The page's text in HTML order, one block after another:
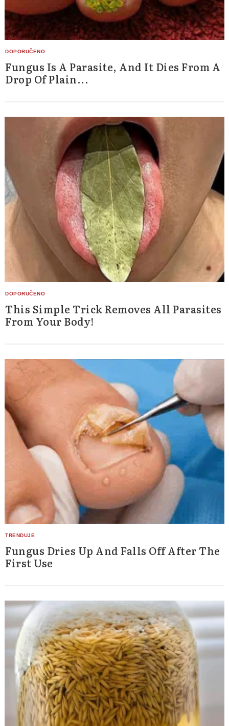
Fungus Is A Parasite, And It Dies From A
Drop Of Plain...
This Simple Trick Removes All Parasites
From Your Body!
Fungus Dries Up And Falls Off After The
First Use